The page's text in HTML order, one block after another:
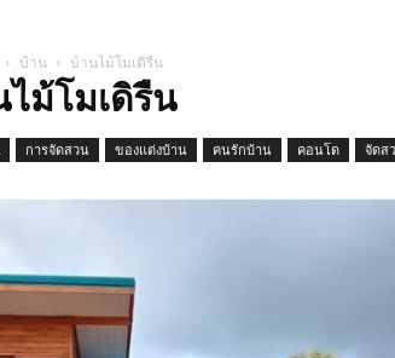
บ้าน บ้านไม้โมเดิรืน
ม้โมเดิรืน
การจัดสวน ของแต่งบ้าน คนรักบ้าน คอนโด จัดส